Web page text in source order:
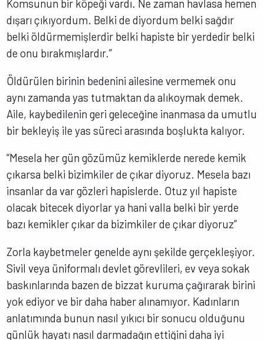
Komsunun bir köpeği vardı. Ne zaman havlasa hemen
dışarı çıkıyordum. Belki de diyordum belki sağdır
belki öldürmemişlerdir belki hapiste bir yerdedir belki
de onu bırakmışlardır.”
Öldürülen birinin bedenini ailesine vermemek onu
aynı zamanda yas tutmaktan da alıkoymak demek.
Aile, kaybedilenin geri geleceğine inanmasa da umutlu
bir bekleyiş ile yas süreci arasında boşlukta kalıyor.
“Mesela her gün gözümüz kemiklerde nerede kemik
çıkarsa belki bizimkiler de çıkar diyoruz. Mesela bazı
insanlar da var gözleri hapislerde. Otuz yıl hapiste
olacak bitecek diyorlar ya hani valla belki bir yerde
bazı kemikler çıkar da bizimkiler de çıkar diyoruz”
Zorla kaybetmeler genelde aynı şekilde gerçekleşiyor.
Sivil veya üniformalı devlet görevlileri, ev veya sokak
baskınlarında bazen de bizzat kuruma çağırarak birini
yok ediyor ve bir daha haber alınamıyor. Kadınların
anlatımında bunun nasıl yıkıcı bir sonucu olduğunu
günlük hayatı nasıl darmadağın ettiğini daha iyi